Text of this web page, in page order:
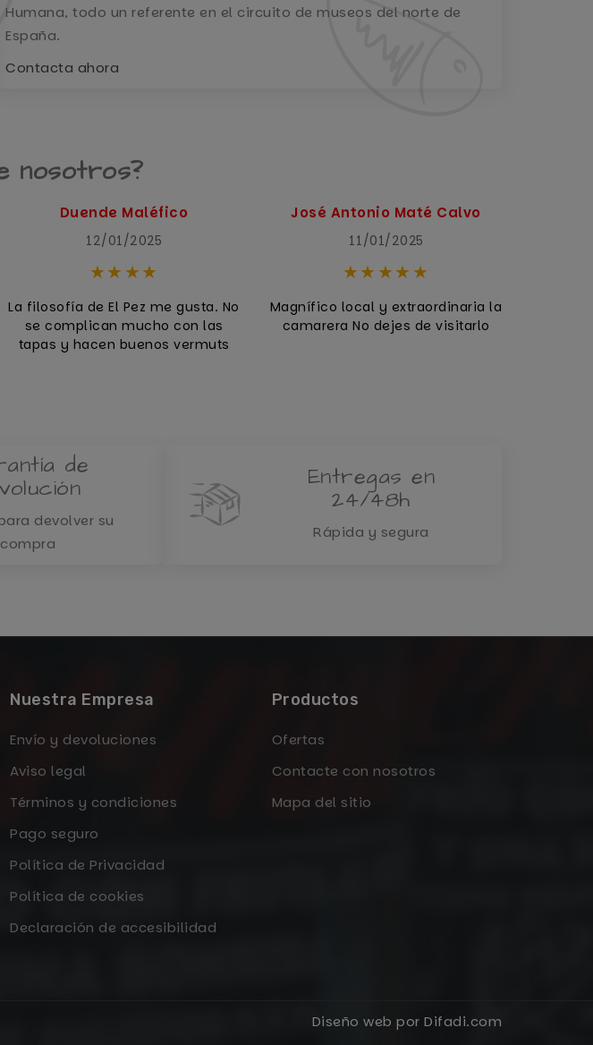
Humana, todo un referente en el circuito de museos del norte de
España.
Contacta ahora
nosotros?
Duende Maléfico
12/01/2025
La filosofía de El Pez me gusta. No
se complican mucho con las
tapas y hacen buenos vermuts
José Antonio Maté Calvo
11/01/2025
Magnífico local y extraordinaria la
camarera No dejes de visitarlo
de
devolver su
compra
Entregas en
24/48h
Rápida y segura
Nuestra Empresa
Envío y devoluciones
Aviso legal
Términos y condiciones
Pago seguro
Política de Privacidad
Política de cookies
Declaración de accesibilidad
Productos
Ofertas
Contacte con nosotros
Mapa del sitio
Diseño web por Difadi.com